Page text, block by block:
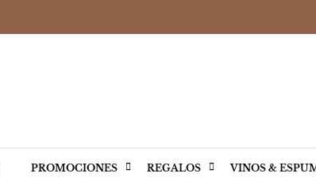
PROMOCIONES REGALOS VINOS &